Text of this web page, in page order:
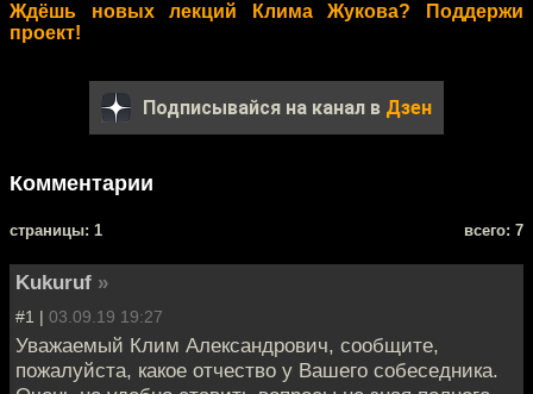
Ждёшь новых лекций Клима Жукова? Поддержи
проект!
Подписывайся на канал в Дзен
Комментарии
cтраницы: 1 всего: 7
Kukuruf »
#1 | 03.09.19 19:27
Уважаемый Клим Александрович, сообщите,
пожалуйста, какое отчество у Вашего собеседника.